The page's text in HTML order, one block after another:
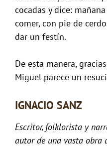
cocadas y dice:
comer, con pie de
dar un festín.
De esta manera,
Miguel parece un
IGNACIO SANZ
Escritor, folklorista y
autor de una vasta obra